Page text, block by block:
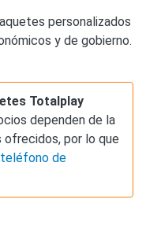
personalizados
y de gobierno.
Totalplay
dependen de la
por lo que
teléfono de